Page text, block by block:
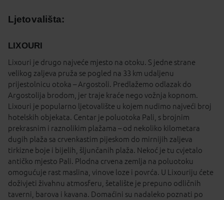
Ljetovališta:
LIXOURI
Lixouri je drugo najveće mjesto na otoku. S jedne strane
velikog zaljeva pruža se pogled na 33 km udaljenu
prijestolnicu otoka – Argostoli. Predlažemo odlazak do
Argostolija brodom, jer traje kraće nego vožnja kopnom.
Lixouri je popularno ljetovalište u kojem nudimo najveći broj
hotelskih objekata. Centar je poluotoka Pali, s brojnim
prekrasnim i raznolikim plažama – od nekoliko kilometara
dugih plaža sa crvenkastim pijeskom do mirnijih zaljeva
tirkizne boje i bijelih, šljunčanih plaža. Nekoć je tu cvjetalo
antičko mjesto Pali. Plodna crvena zemlja na poluotoku
omogućuje rast maslina, vinove loze i povrća. U Lixouriju ćete
doživjeti živahnu atmosferu, šetalište je prepuno odličnih
taverni, barova i kavana. Domaćini su nadaleko poznati po